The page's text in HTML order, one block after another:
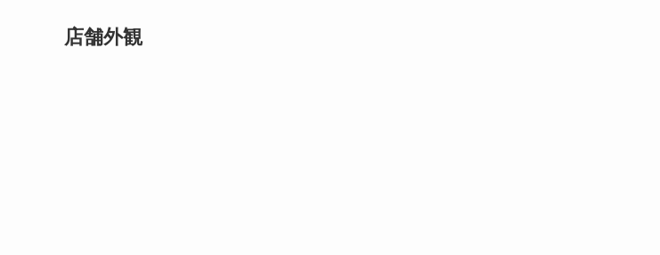
店舗外観